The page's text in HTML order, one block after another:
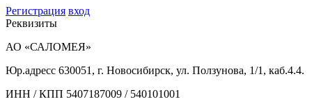
Регистрация вход
Реквизиты
АО «САЛОМЕЯ»
Юр.адресс 630051, г. Новосибирск, ул. Ползунова, 1/1, каб.4.4.
ИНН / КПП 5407187009 / 540101001